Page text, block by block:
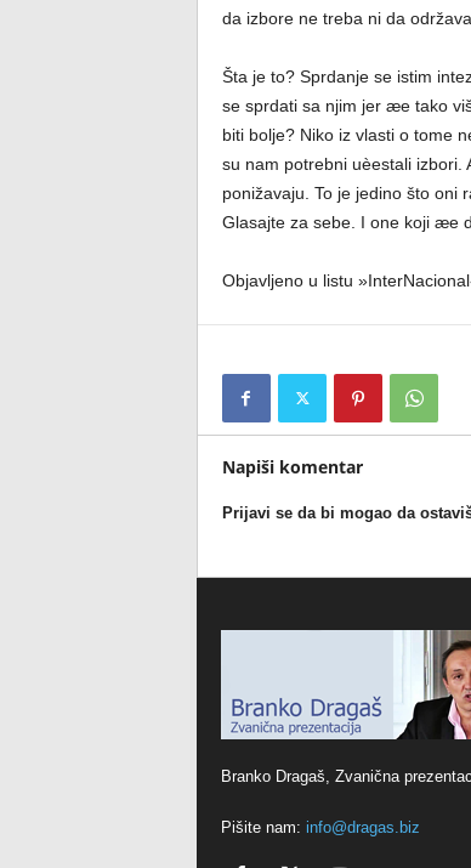
da izbore ne treba ni da
Šta je to? Sprdanje se istim
se sprdati sa njim jer æe tako
biti bolje? Niko iz vlasti o tome
su nam potrebni uèestali izbori.
ponižavaju. To je jedino što oni
Glasajte za sebe. I one koji æe
Objavljeno u listu
Napiši komentar
Prijavi se da bi mogao da
Branko Dragaš, Zvanična
Pišite nam: info@dragas.biz